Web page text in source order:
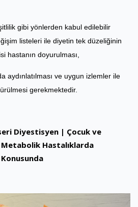
gibi yönlerden kabul edilebilir
listeleri ile diyetin tek düzeliğinin
hastanın doyurulması,
aydınlatılması ve uygun izlemler ile
gerekmektedir.
Diyestisyen | Çocuk ve
Hastalıklarda